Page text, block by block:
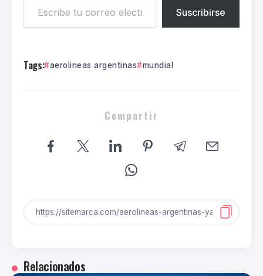
Suscribirse
Tags: aerolineas argentinas mundial
Compartir
Relacionados